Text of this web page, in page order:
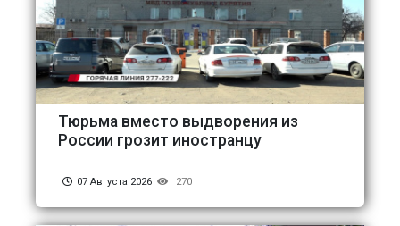
Тюрьма вместо выдворения из
России грозит иностранцу
07 Августа 2026 270